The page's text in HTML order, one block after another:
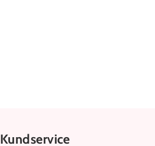
Kundservice